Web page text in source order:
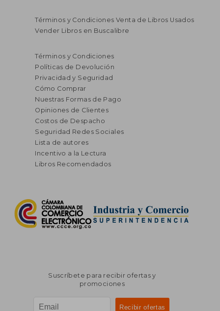
Términos y Condiciones Venta de Libros Usados
Vender Libros en Buscalibre
Términos y Condiciones
Políticas de Devolución
Privacidad y Seguridad
Cómo Comprar
Nuestras Formas de Pago
Opiniones de Clientes
Costos de Despacho
Seguridad Redes Sociales
Lista de autores
Incentivo a la Lectura
Libros Recomendados
Suscríbete para recibir ofertas y
promociones